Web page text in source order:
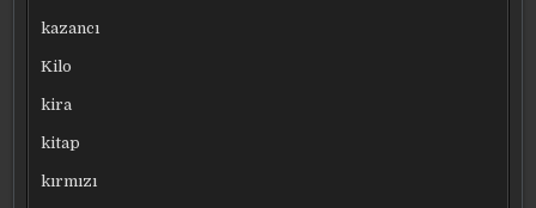
kazancı
Kilo
kira
kitap
kırmızı